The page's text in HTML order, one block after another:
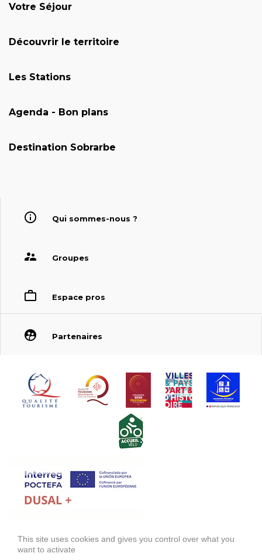
Votre Séjour
Découvrir le territoire
Les Stations
Agenda - Bon plans
Destination Sobrarbe
Qui sommes-nous ?
Groupes
Espace pros
Partenaires
FONDO EUROPEO DE DESARROLLO REGIONAL (FEDER)
This site uses cookies and gives you control over what you
want to activate